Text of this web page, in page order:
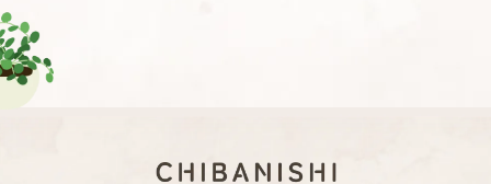
2024年 1月
2023年 6月
2022年 6月
2021年 8月
2020年 9月
2019年 9月